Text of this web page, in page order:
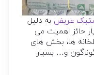
عریض به دلیل
حائز اهمیت می
ها، بخش های
و… بسیار